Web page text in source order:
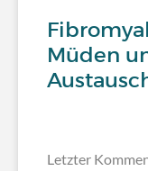
Müden
Letzter